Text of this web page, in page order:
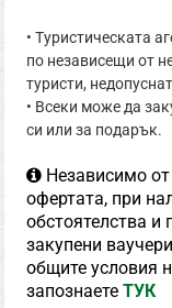
• Туристическата
по независещи от
туристи,
• Всеки може да
си или за подарък.
Независимо
офертата, при
обстоятелства и
закупени
общите условия
запознаетеТУК